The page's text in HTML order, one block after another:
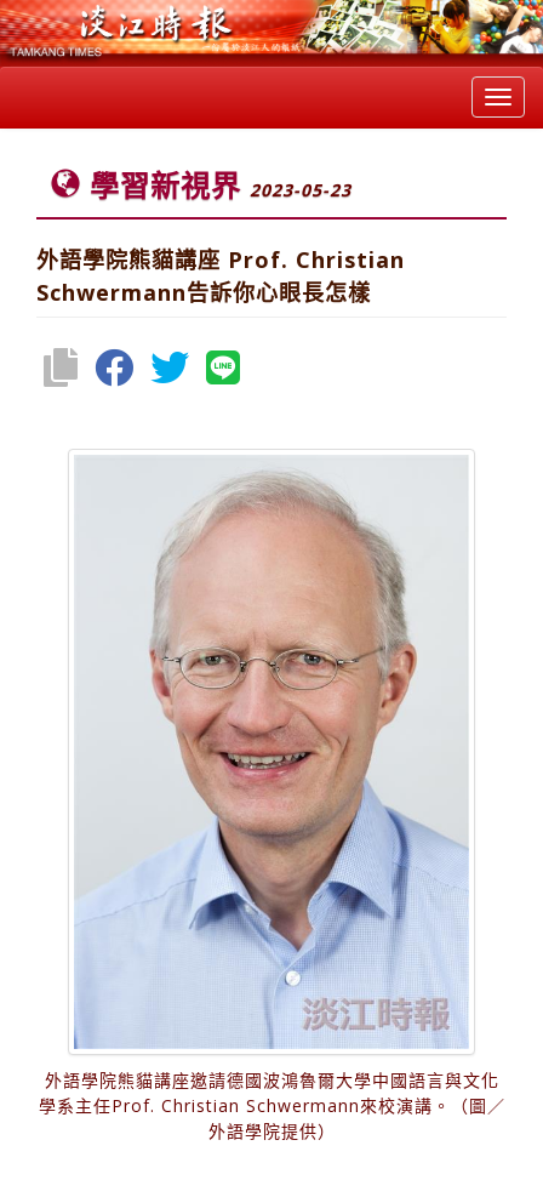
學習新視界 2023-05-23
外語學院熊貓講座 Prof. Christian
Schwermann告訴你心眼長怎樣
外語學院熊貓講座邀請德國波鴻魯爾大學中國語言與文化
學系主任Prof. Christian Schwermann來校演講。（圖／
外語學院提供）